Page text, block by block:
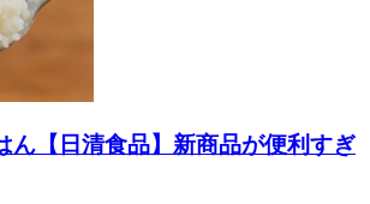
ん【日清食品】新商品が便利すぎ